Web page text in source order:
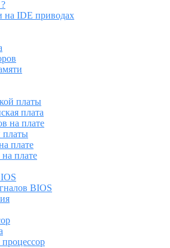
на IDE приводах
платы
плата
на плате
платы
плате
плате
BIOS